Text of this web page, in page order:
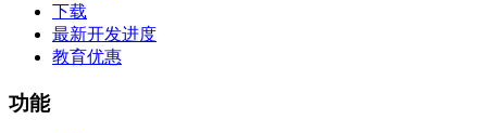
下载
最新开发进度
教育优惠
功能